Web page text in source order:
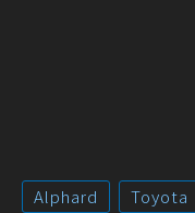
Alphard Toyota